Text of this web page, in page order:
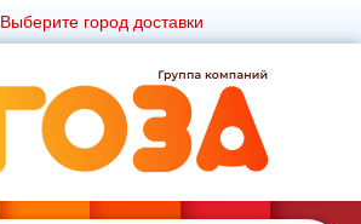
Выберите город доставки